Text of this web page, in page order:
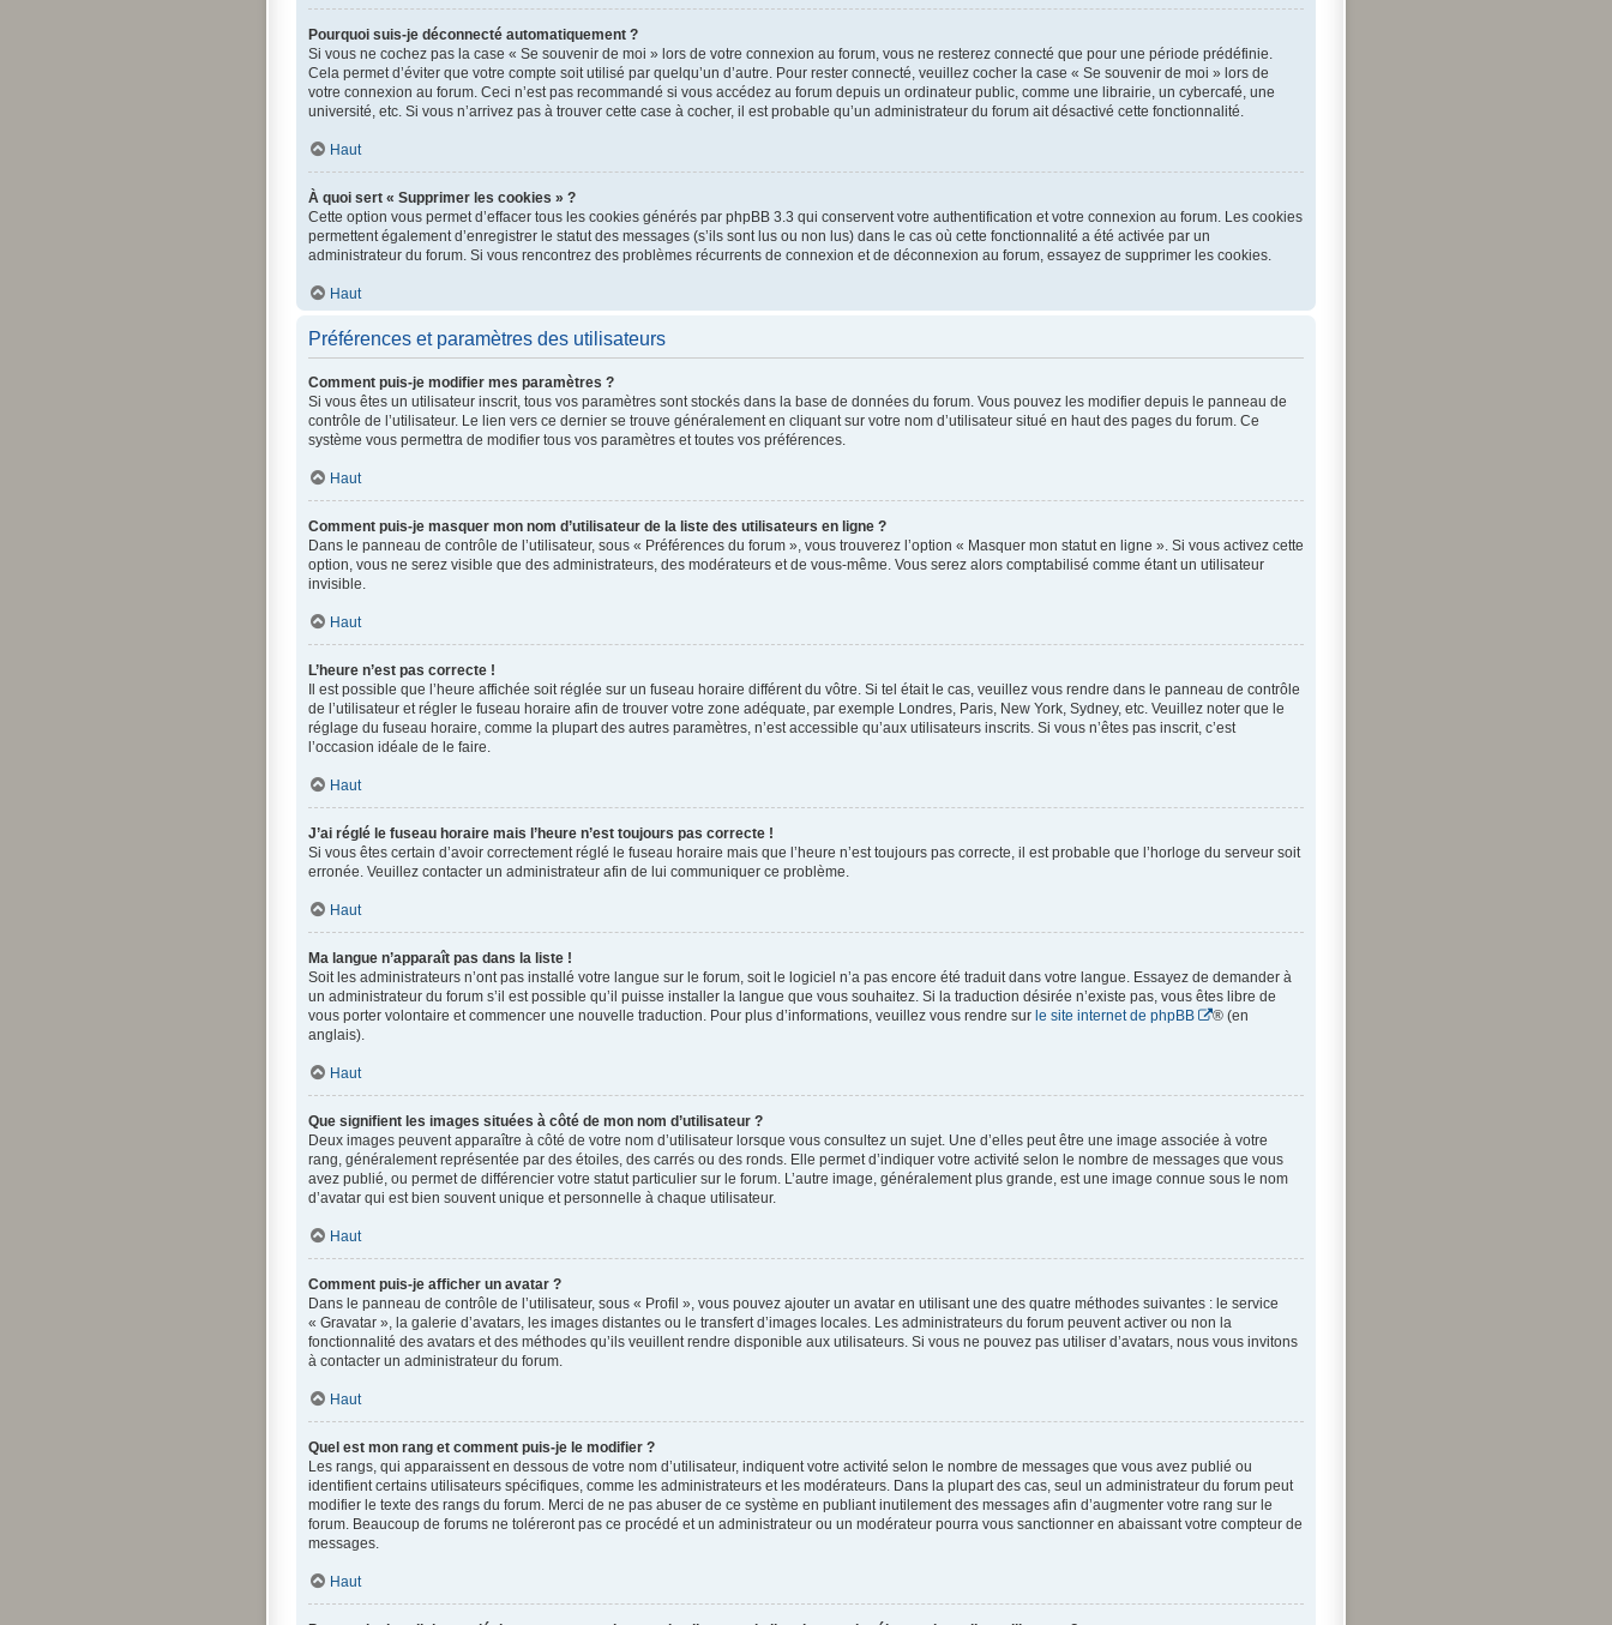
Pourquoi suis-je déconnecté automatiquement ?
Si vous ne cochez pas la case « Se souvenir de moi » lors de votre connexion au forum, vous ne resterez connecté que pour une période prédéfinie.
Cela permet d’éviter que votre compte soit utilisé par quelqu’un d’autre. Pour rester connecté, veuillez cocher la case « Se souvenir de moi » lors de
votre connexion au forum. Ceci n’est pas recommandé si vous accédez au forum depuis un ordinateur public, comme une librairie, un cybercafé, une
université, etc. Si vous n’arrivez pas à trouver cette case à cocher, il est probable qu’un administrateur du forum ait désactivé cette fonctionnalité.
Haut
À quoi sert « Supprimer les cookies » ?
Cette option vous permet d’effacer tous les cookies générés par phpBB 3.3 qui conservent votre authentification et votre connexion au forum. Les cookies
permettent également d’enregistrer le statut des messages (s’ils sont lus ou non lus) dans le cas où cette fonctionnalité a été activée par un
administrateur du forum. Si vous rencontrez des problèmes récurrents de connexion et de déconnexion au forum, essayez de supprimer les cookies.
Haut
Préférences et paramètres des utilisateurs
Comment puis-je modifier mes paramètres ?
Si vous êtes un utilisateur inscrit, tous vos paramètres sont stockés dans la base de données du forum. Vous pouvez les modifier depuis le panneau de
contrôle de l’utilisateur. Le lien vers ce dernier se trouve généralement en cliquant sur votre nom d’utilisateur situé en haut des pages du forum. Ce
système vous permettra de modifier tous vos paramètres et toutes vos préférences.
Haut
Comment puis-je masquer mon nom d’utilisateur de la liste des utilisateurs en ligne ?
Dans le panneau de contrôle de l’utilisateur, sous « Préférences du forum », vous trouverez l’option « Masquer mon statut en ligne ». Si vous activez cette
option, vous ne serez visible que des administrateurs, des modérateurs et de vous-même. Vous serez alors comptabilisé comme étant un utilisateur
invisible.
Haut
L’heure n’est pas correcte !
Il est possible que l’heure affichée soit réglée sur un fuseau horaire différent du vôtre. Si tel était le cas, veuillez vous rendre dans le panneau de contrôle
de l’utilisateur et régler le fuseau horaire afin de trouver votre zone adéquate, par exemple Londres, Paris, New York, Sydney, etc. Veuillez noter que le
réglage du fuseau horaire, comme la plupart des autres paramètres, n’est accessible qu’aux utilisateurs inscrits. Si vous n’êtes pas inscrit, c’est
l’occasion idéale de le faire.
Haut
J’ai réglé le fuseau horaire mais l’heure n’est toujours pas correcte !
Si vous êtes certain d’avoir correctement réglé le fuseau horaire mais que l’heure n’est toujours pas correcte, il est probable que l’horloge du serveur soit
erronée. Veuillez contacter un administrateur afin de lui communiquer ce problème.
Haut
Ma langue n’apparaît pas dans la liste !
Soit les administrateurs n’ont pas installé votre langue sur le forum, soit le logiciel n’a pas encore été traduit dans votre langue. Essayez de demander à
un administrateur du forum s’il est possible qu’il puisse installer la langue que vous souhaitez. Si la traduction désirée n’existe pas, vous êtes libre de
vous porter volontaire et commencer une nouvelle traduction. Pour plus d’informations, veuillez vous rendre sur le site internet de phpBB
® (en
anglais).
Haut
Que signifient les images situées à côté de mon nom d’utilisateur ?
Deux images peuvent apparaître à côté de votre nom d’utilisateur lorsque vous consultez un sujet. Une d’elles peut être une image associée à votre
rang, généralement représentée par des étoiles, des carrés ou des ronds. Elle permet d’indiquer votre activité selon le nombre de messages que vous
avez publié, ou permet de différencier votre statut particulier sur le forum. L’autre image, généralement plus grande, est une image connue sous le nom
d’avatar qui est bien souvent unique et personnelle à chaque utilisateur.
Haut
Comment puis-je afficher un avatar ?
Dans le panneau de contrôle de l’utilisateur, sous « Profil », vous pouvez ajouter un avatar en utilisant une des quatre méthodes suivantes : le service
« Gravatar », la galerie d’avatars, les images distantes ou le transfert d’images locales. Les administrateurs du forum peuvent activer ou non la
fonctionnalité des avatars et des méthodes qu’ils veuillent rendre disponible aux utilisateurs. Si vous ne pouvez pas utiliser d’avatars, nous vous invitons
à contacter un administrateur du forum.
Haut
Quel est mon rang et comment puis-je le modifier ?
Les rangs, qui apparaissent en dessous de votre nom d’utilisateur, indiquent votre activité selon le nombre de messages que vous avez publié ou
identifient certains utilisateurs spécifiques, comme les administrateurs et les modérateurs. Dans la plupart des cas, seul un administrateur du forum peut
modifier le texte des rangs du forum. Merci de ne pas abuser de ce système en publiant inutilement des messages afin d’augmenter votre rang sur le
forum. Beaucoup de forums ne toléreront pas ce procédé et un administrateur ou un modérateur pourra vous sanctionner en abaissant votre compteur de
messages.
Haut